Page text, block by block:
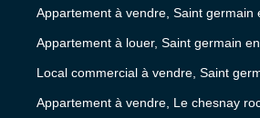
Appartement à vendre, Saint germain
Appartement à louer, Saint germain
Local commercial à vendre, Saint
Appartement à vendre, Le chesnay